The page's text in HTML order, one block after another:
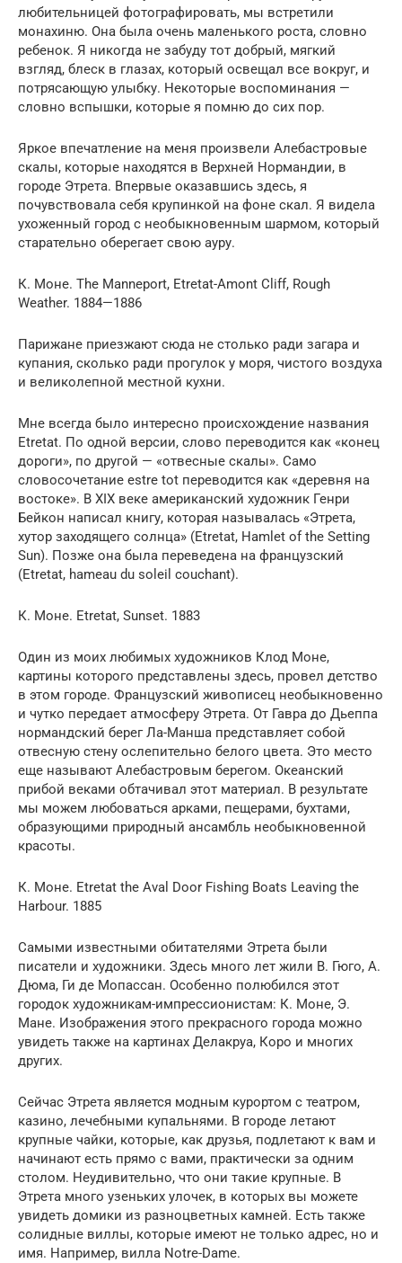
любительницей фотографировать, мы встретили
монахиню. Она была очень маленького роста, словно
ребенок. Я никогда не забуду тот добрый, мягкий
взгляд, блеск в глазах, который освещал все вокруг, и
потрясающую улыбку. Некоторые воспоминания —
словно вспышки, которые я помню до сих пор.
Яркое впечатление на меня произвели Алебастровые
скалы, которые находятся в Верхней Нормандии, в
городе Этрета. Впервые оказавшись здесь, я
почувствовала себя крупинкой на фоне скал. Я видела
ухоженный город с необыкновенным шармом, который
старательно оберегает свою ауру.
К. Моне. The Manneport, Etretat-Amont Cliff, Rough
Weather. 1884—1886
Парижане приезжают сюда не столько ради загара и
купания, сколько ради прогулок у моря, чистого воздуха
и великолепной местной кухни.
Мне всегда было интересно происхождение названия
Etretat. По одной версии, слово переводится как «конец
дороги», по другой — «отвесные скалы». Само
словосочетание estre tot переводится как «деревня на
востоке». В ХIX веке американский художник Генри
Бейкон написал книгу, которая называлась «Этрета,
хутор заходящего солнца» (Etretat, Hamlet of the Setting
Sun). Позже она была переведена на французский
(Etretat, hameau du soleil couchant).
К. Моне. Etretat, Sunset. 1883
Один из моих любимых художников Клод Моне,
картины которого представлены здесь, провел детство
в этом городе. Французский живописец необыкновенно
и чутко передает атмосферу Этрета. От Гавра до Дьеппа
нормандский берег Ла-Манша представляет собой
отвесную стену ослепительно белого цвета. Это место
еще называют Алебастровым берегом. Океанский
прибой веками обтачивал этот материал. В результате
мы можем любоваться арками, пещерами, бухтами,
образующими природный ансамбль необыкновенной
красоты.
К. Моне. Etretat the Aval Door Fishing Boats Leaving the
Harbour. 1885
Cамыми известными обитателями Этрета были
писатели и художники. Здесь много лет жили В. Гюго, А.
Дюма, Ги де Мопассан. Особенно полюбился этот
городок художникам-импрессионистам: К. Моне, Э.
Мане. Изображения этого прекрасного города можно
увидеть также на картинах Делакруа, Коро и многих
других.
Сейчас Этрета является модным курортом с театром,
казино, лечебными купальнями. В городе летают
крупные чайки, которые, как друзья, подлетают к вам и
начинают есть прямо с вами, практически за одним
столом. Неудивительно, что они такие крупные. В
Этрета много узеньких улочек, в которых вы можете
увидеть домики из разноцветных камней. Есть также
солидные виллы, которые имеют не только адрес, но и
имя. Например, вилла Notre-Dame.